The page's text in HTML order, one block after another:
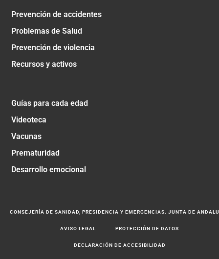
Prevención de accidentes
Problemas de Salud
Prevención de violencia
Recursos y activos
Guías para cada edad
Videoteca
Vacunas
Prematuridad
Desarrollo emocional
CONSEJERÍA DE SANIDAD, PRESIDENCIA Y EMERGENCIAS. JUNTA DE
AVISO LEGAL PROTECCIÓN DE DATOS
DECLARACIÓN DE ACCESIBILIDAD